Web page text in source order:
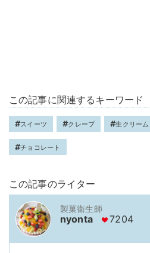
この記事に関連するキーワード
スイーツ クレープ 生クリーム
チョコレート
この記事のライター
製菓衛生師
nyonta 7204